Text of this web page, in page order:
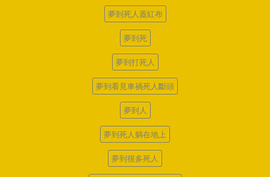
夢到死人蓋紅布
夢到死
夢到打死人
夢到看見車禍死人斷頭
夢到人
夢到死人躺在地上
夢到很多死人